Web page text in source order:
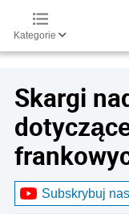
Kategorie
Skargi
Subskrybuj